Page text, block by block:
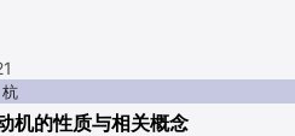
杭
机的性质与相关概念